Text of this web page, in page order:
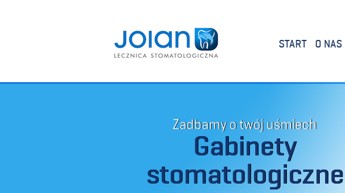
START O NAS
Zadbamy o twój uśmiech
Gabinety
stomatologiczne